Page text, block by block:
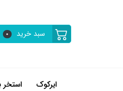
سبد خرید 0
ایرکوک استخر